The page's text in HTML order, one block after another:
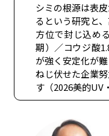
シミの根源は表
るという研究と
方位で封じ込め
期）／コウジ酸
が強く安定化が
ねじ伏せた企業
す（2026美的UV